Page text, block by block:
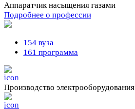
Аппаратчик насыщения газами
Подробнее о профессии
154 вуза
161 программа
Производство электрооборудования